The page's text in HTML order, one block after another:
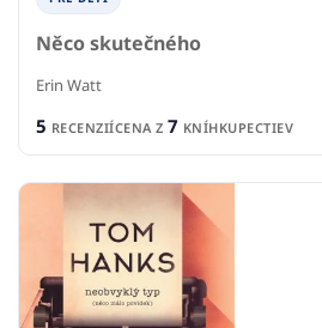
Něco skutečného
Erin Watt
5 RECENZIÍCENA Z 7 KNÍHKUPECTIEV